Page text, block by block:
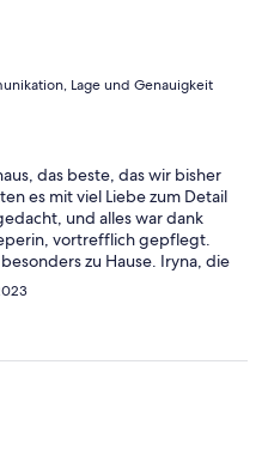
Lage und Genauigkeit
das beste, das wir bisher
es mit viel Liebe zum Detail
und alles war dank
vortrefflich gepflegt.
zu Hause. Iryna, die
stand, sprach perfekt
waren auf Deutsch